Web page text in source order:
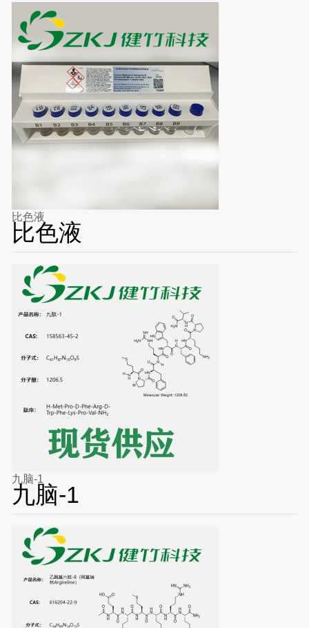
比色液
比色液
九脑-1
九脑-1